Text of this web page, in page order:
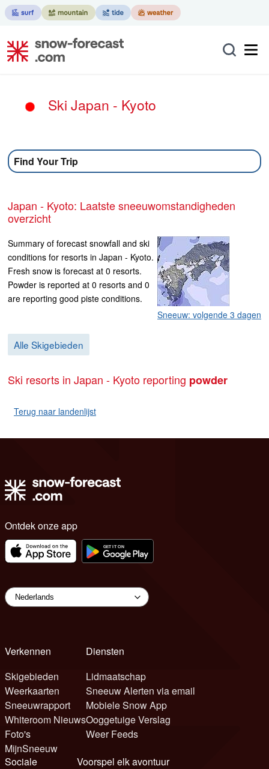
Ski Japan - Kyoto
Find Your Trip
Japan - Kyoto: Laatste sneeuwomstandigheden
overzicht
Sneeuw: volgende 3 dagen
Summary of forecast snowfall and ski
conditions for resorts in Japan - Kyoto.
Fresh snow is forecast at 0 resorts.
Powder is reported at 0 resorts and 0
are reporting good piste conditions.
Alle Skigebieden
Ski resorts in Japan - Kyoto reporting powder
Terug naar landenlijst
Ontdek onze app
Verkennen
Skigebieden
Weerkaarten
Sneeuwrapport
Whiteroom Nieuws
Foto's
MijnSneeuw
Diensten
Lidmaatschap
Sneeuw Alerten via email
Mobiele Snow App
Ooggetuige Verslag
Weer Feeds
Sociale
Voorspel elk avontuur